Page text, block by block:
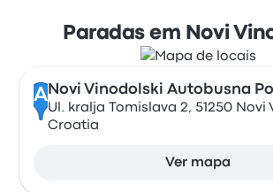
Paradas em Novi
A Novi Vinodolski Autobusna
Ul. kralja Tomislava 2, 51250 Novi
Croatia
Ver mapa